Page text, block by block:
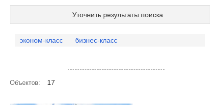
Уточнить результаты поиска
эконом-класс бизнес-класс
Объектов: 17